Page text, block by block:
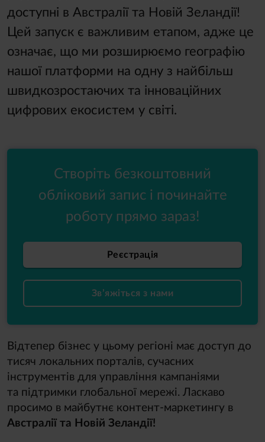
доступні в Австралії та Новій Зеландії!
Цей запуск є важливим етапом, адже це
означає, що ми розширюємо географію
нашої платформи на одну з найбільш
швидкозростаючих та інноваційних
цифрових екосистем у світі.
Створіть безкоштовний
обліковий запис і починайте
роботу прямо зараз!
Реєстрація
Зв’яжіться з нами
Відтепер бізнес у цьому регіоні має доступ до
тисяч локальних порталів, сучасних
інструментів для управління кампаніями
та підтримки глобальної мережі. Ласкаво
просимо в майбутнє контент-маркетингу в
Австралії та Новій Зеландії!